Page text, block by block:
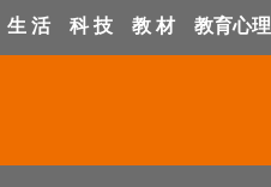
生 活 科 技 教 材 教育心理